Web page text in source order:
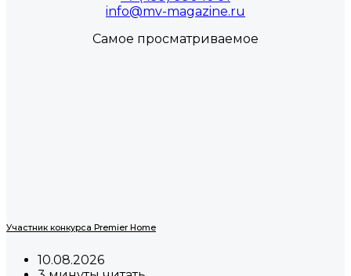
info@mv-magazine.ru
Самое просматриваемое
Участник конкурса Premier Home
10.08.2026